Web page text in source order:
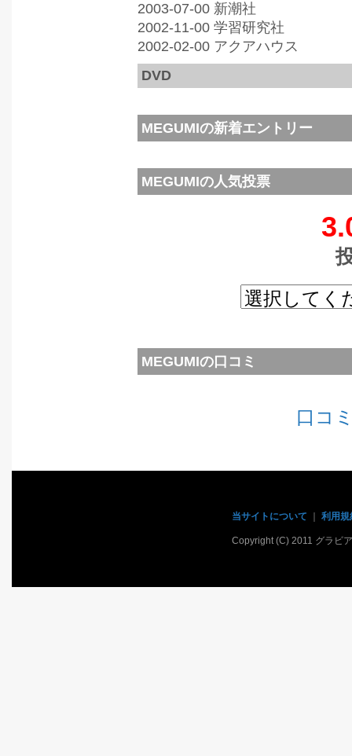
2003-07-00 新潮社
2002-11-00 学習研究社
2002-02-00 アクアハウス
DVD
MEGUMIの新着エントリー
MEGUMIの人気投票
MEGUMIの口コミ
口コ
当サイトについて 利用規
Copyright (C) 2011 グラビ